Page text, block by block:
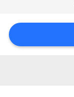
저